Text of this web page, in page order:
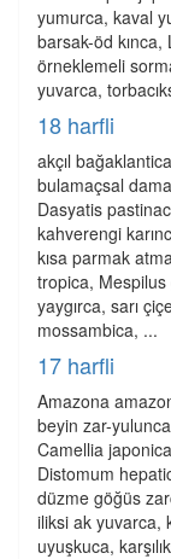
yumurca, kaval
barsak-öd
örneklemeli
yuvarca,
18 harfli
akçıl
bulamaçsal
Dasyatis
kahverengi
kısa parmak
tropica,
yaygırca, sarı
mossambica, ...
17 harfli
Amazona
beyin zar-
Camellia
Distomum
düzme göğüs
iliksi ak yuvarca,
uyuşkuca,